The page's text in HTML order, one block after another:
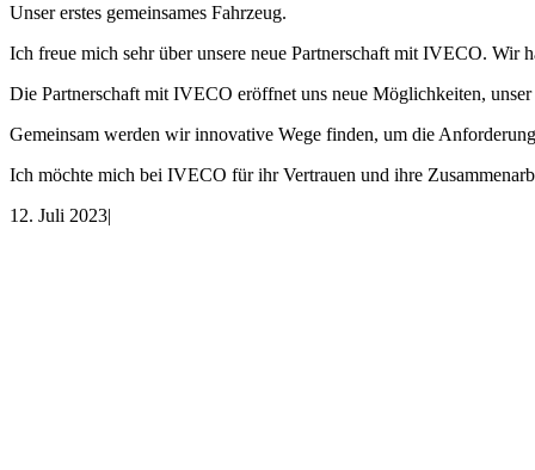
Unser erstes gemeinsames Fahrzeug.
Ich freue mich sehr über unsere neue Partnerschaft mit IVECO. Wir
Die Partnerschaft mit IVECO eröffnet uns neue Möglichkeiten,
Gemeinsam werden wir innovative Wege finden, um die
Ich möchte mich bei IVECO für ihr Vertrauen und ihre
12. Juli 2023|